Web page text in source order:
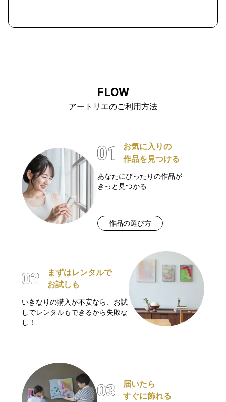
FLOW
アートリエのご利用方法
お気に入りの
作品を見つける
あなたにぴったりの作品が
きっと見つかる
作品の選び方
まずはレンタルで
お試しも
いきなりの購入が不安なら、お試
しでレンタルもできるから失敗な
し！
届いたら
すぐに飾れる